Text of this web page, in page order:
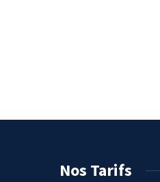
Nos Tarifs